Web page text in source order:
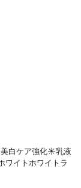
美白ケア強化☀乳液
ワイトホワイトラ